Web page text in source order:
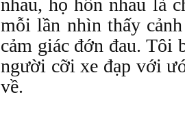
nhau, họ hôn nhau là
mỗi lần nhìn thấy
cảm giác đớn đau. Tôi
người cỡi xe đạp với
về.